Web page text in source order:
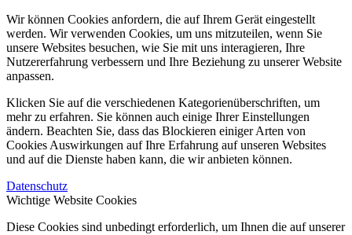
Wir können Cookies anfordern, die auf Ihrem Gerät eingestellt
werden. Wir verwenden Cookies, um uns mitzuteilen, wenn Sie
unsere Websites besuchen, wie Sie mit uns interagieren, Ihre
Nutzererfahrung verbessern und Ihre Beziehung zu unserer Website
anpassen.
Klicken Sie auf die verschiedenen Kategorienüberschriften, um
mehr zu erfahren. Sie können auch einige Ihrer Einstellungen
ändern. Beachten Sie, dass das Blockieren einiger Arten von
Cookies Auswirkungen auf Ihre Erfahrung auf unseren Websites
und auf die Dienste haben kann, die wir anbieten können.
Datenschutz
Wichtige Website Cookies
Diese Cookies sind unbedingt erforderlich, um Ihnen die auf unserer